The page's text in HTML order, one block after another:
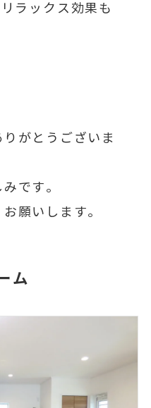
ラックス効果も
がとうございま
です。
願いします。
ム